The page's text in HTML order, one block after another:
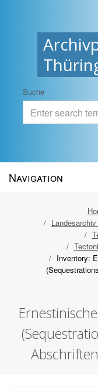
Suche
Navigation
Inventory: